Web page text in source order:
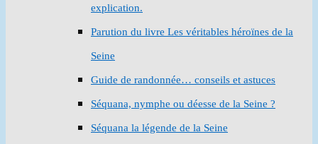
explication.
Parution du livre Les véritables héroïnes de la
Seine
Guide de randonnée… conseils et astuces
Séquana, nymphe ou déesse de la Seine ?
Séquana la légende de la Seine